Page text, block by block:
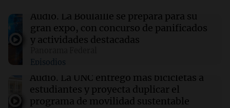
Padres presentes, pero distraídos: ¿Qué pasa
con un niño cuando el padre mira mucho el
teléfono?
16:58 Mundo
Comienza ensayo de vacunas para prevenir el
cáncer de colon antes de su desarrollo
Audio. La Boulaille se prepara para su
gran expo, con concurso de panificados
y actividades destacadas
Episodios
Audio. La UNC entregó más bicicletas a
estudiantes y proyecta duplicar el
programa de movilidad sustentable